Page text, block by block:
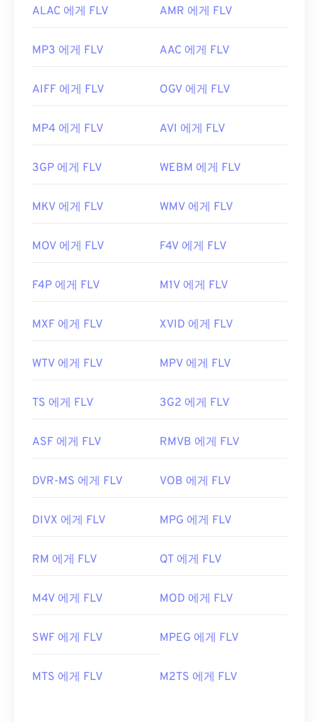
ALAC 에게 FLV AMR 에게 FLV
MP3 에게 FLV AAC 에게 FLV
AIFF 에게 FLV OGV 에게 FLV
MP4 에게 FLV AVI 에게 FLV
3GP 에게 FLV WEBM 에게 FLV
MKV 에게 FLV WMV 에게 FLV
MOV 에게 FLV F4V 에게 FLV
F4P 에게 FLV M1V 에게 FLV
MXF 에게 FLV XVID 에게 FLV
WTV 에게 FLV MPV 에게 FLV
TS 에게 FLV 3G2 에게 FLV
ASF 에게 FLV RMVB 에게 FLV
DVR-MS 에게 FLV VOB 에게 FLV
DIVX 에게 FLV MPG 에게 FLV
RM 에게 FLV QT 에게 FLV
M4V 에게 FLV MOD 에게 FLV
SWF 에게 FLV MPEG 에게 FLV
MTS 에게 FLV M2TS 에게 FLV